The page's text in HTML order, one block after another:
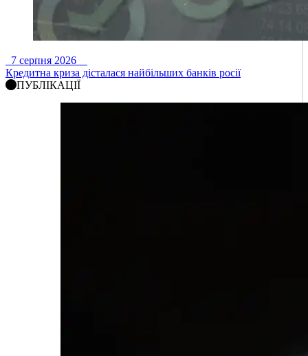
7 серпня 2026
Кредитна криза дісталася найбільших банків росії
ПУБЛІКАЦІЇ